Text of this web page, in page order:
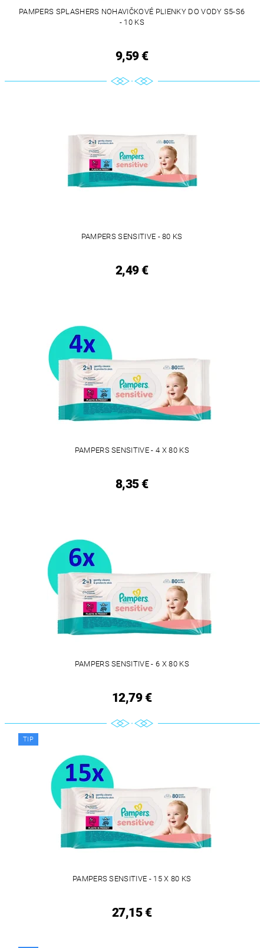
PAMPERS SPLASHERS NOHAVIČKOVÉ PLIENKY DO VODY S5-S6
- 10 KS
9,59 €
PAMPERS SENSITIVE - 80 KS
2,49 €
PAMPERS SENSITIVE - 4 X 80 KS
8,35 €
PAMPERS SENSITIVE - 6 X 80 KS
12,79 €
TIP
PAMPERS SENSITIVE - 15 X 80 KS
27,15 €